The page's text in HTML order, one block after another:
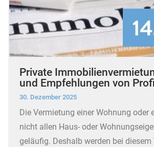
Private
und Empfehlungen von
30. Dezember 2025
Die Vermietung einer Wohnung oder
nicht allen Haus- oder
geläufig. Deshalb werden bei diesem